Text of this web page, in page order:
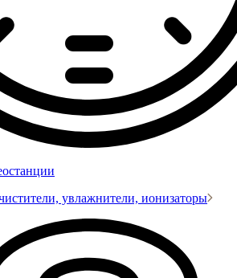
увлажнители, ионизаторы